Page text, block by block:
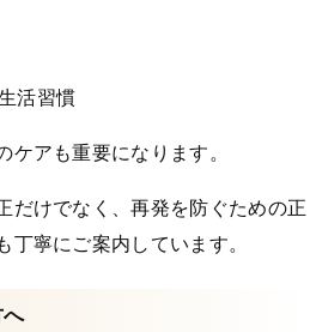
活習慣
ケアも重要になります。
だけでなく、再発を防ぐための正
丁寧にご案内しています。